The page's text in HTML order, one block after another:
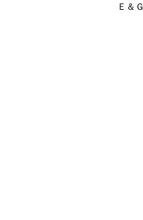
Ｅ＆